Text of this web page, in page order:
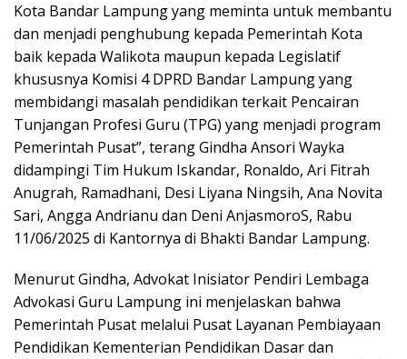
Kota Bandar Lampung yang meminta untuk membantu
dan menjadi penghubung kepada Pemerintah Kota
baik kepada Walikota maupun kepada Legislatif
khususnya Komisi 4 DPRD Bandar Lampung yang
membidangi masalah pendidikan terkait Pencairan
Tunjangan Profesi Guru (TPG) yang menjadi program
Pemerintah Pusat”, terang Gindha Ansori Wayka
didampingi Tim Hukum Iskandar, Ronaldo, Ari Fitrah
Anugrah, Ramadhani, Desi Liyana Ningsih, Ana Novita
Sari, Angga Andrianu dan Deni AnjasmoroS, Rabu
11/06/2025 di Kantornya di Bhakti Bandar Lampung.
Menurut Gindha, Advokat Inisiator Pendiri Lembaga
Advokasi Guru Lampung ini menjelaskan bahwa
Pemerintah Pusat melalui Pusat Layanan Pembiayaan
Pendidikan Kementerian Pendidikan Dasar dan